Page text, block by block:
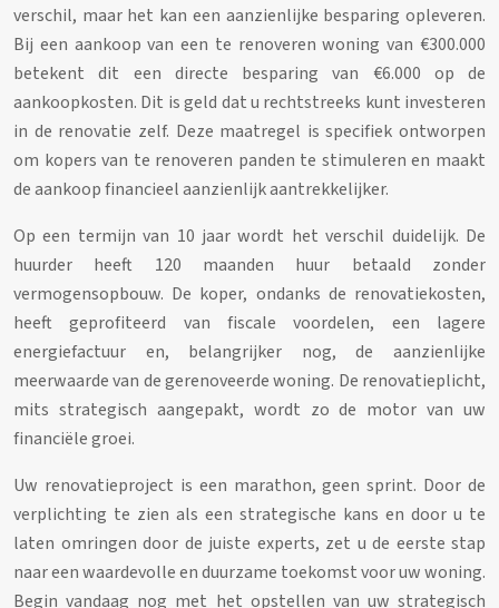
verschil, maar het kan een aanzienlijke besparing opleveren.
Bij een aankoop van een te renoveren woning van €300.000
betekent dit een directe besparing van €6.000 op de
aankoopkosten. Dit is geld dat u rechtstreeks kunt investeren
in de renovatie zelf. Deze maatregel is specifiek ontworpen
om kopers van te renoveren panden te stimuleren en maakt
de aankoop financieel aanzienlijk aantrekkelijker.
Op een termijn van 10 jaar wordt het verschil duidelijk. De
huurder heeft 120 maanden huur betaald zonder
vermogensopbouw. De koper, ondanks de renovatiekosten,
heeft geprofiteerd van fiscale voordelen, een lagere
energiefactuur en, belangrijker nog, de aanzienlijke
meerwaarde van de gerenoveerde woning. De renovatieplicht,
mits strategisch aangepakt, wordt zo de motor van uw
financiële groei.
Uw renovatieproject is een marathon, geen sprint. Door de
verplichting te zien als een strategische kans en door u te
laten omringen door de juiste experts, zet u de eerste stap
naar een waardevolle en duurzame toekomst voor uw woning.
Begin vandaag nog met het opstellen van uw strategisch